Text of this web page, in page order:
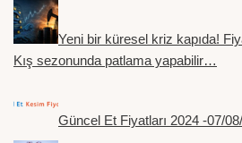
Yeni bir küresel kriz kapıda!
Kış sezonunda patlama yapabilir…
Güncel Et Fiyatları 2024 -07/